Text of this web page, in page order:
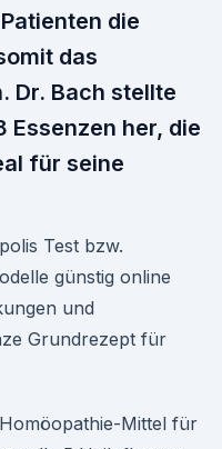
die
das
Dr. Bach stellte
Essenzen her, die
für seine
Test bzw.
günstig online
und
Grundrezept für
Mittel für